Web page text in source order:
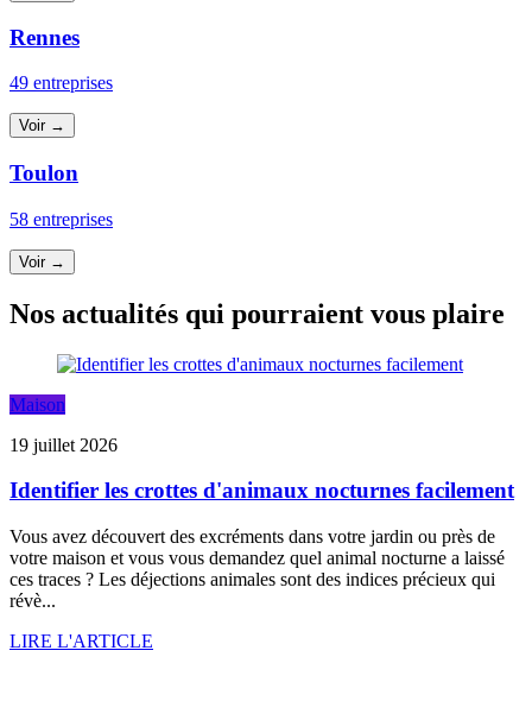
Rennes
49 entreprises
Voir →
Toulon
58 entreprises
Voir →
Nos actualités qui pourraient vous plaire
Maison
19 juillet 2026
Identifier les crottes d'animaux nocturnes facilement
Vous avez découvert des excréments dans votre jardin ou près de
votre maison et vous vous demandez quel animal nocturne a laissé
ces traces ? Les déjections animales sont des indices précieux qui
révè...
LIRE L'ARTICLE